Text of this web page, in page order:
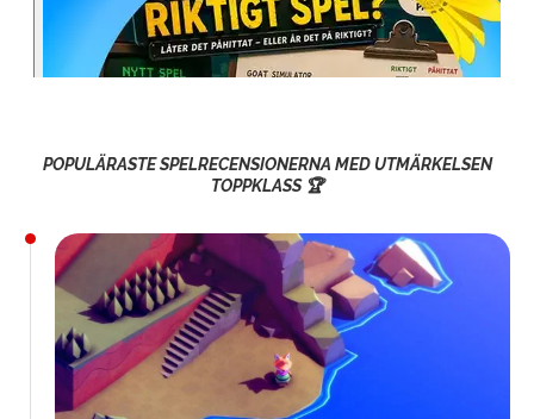
POPULÄRASTE SPELRECENSIONERNA MED UTMÄRKELSEN
TOPPKLASS 🏆